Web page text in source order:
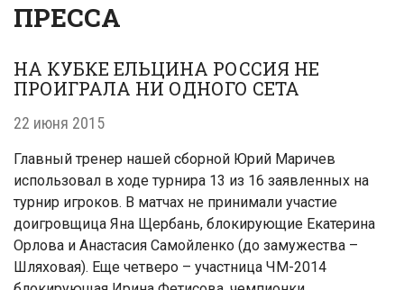
ПРЕССА
НА КУБКЕ ЕЛЬЦИНА РОССИЯ НЕ
ПРОИГРАЛА НИ ОДНОГО СЕТА
22 июня 2015
Главный тренер нашей сборной Юрий Маричев
использовал в ходе турнира 13 из 16 заявленных на
турнир игроков. В матчах не принимали участие
доигровщица Яна Щербань, блокирующие Екатерина
Орлова и Анастасия Самойленко (до замужества –
Шляховая). Еще четверо – участница ЧМ-2014